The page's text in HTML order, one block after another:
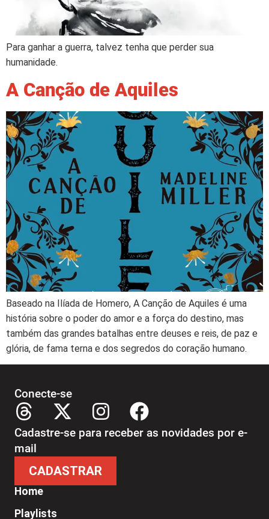
Para ganhar a guerra, talvez tenha que perder sua
humanidade.
A Canção de Aquiles
Baseado na Ilíada de Homero, A Canção de Aquiles é uma
história sobre o poder do amor e a força do destino, mas
também das grandes batalhas entre deuses e reis, de paz e
glória, de fama terna e dos segredos do coração humano.
Home
Playlists
Conecte-se
Cadastre-se para receber as novidades por e-
mail
CADASTRAR